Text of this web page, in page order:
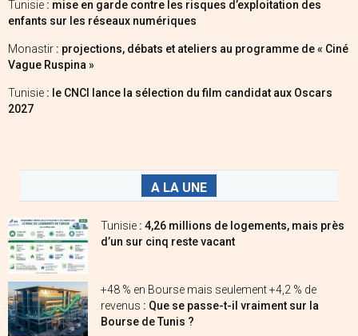
Tunisie : mise en garde contre les risques d’exploitation des
enfants sur les réseaux numériques
Monastir : projections, débats et ateliers au programme de « Ciné
Vague Ruspina »
Tunisie : le CNCI lance la sélection du film candidat aux Oscars
2027
A LA UNE
Tunisie : 4,26 millions de logements, mais près
d’un sur cinq reste vacant
+48 % en Bourse mais seulement +4,2 % de
revenus : Que se passe-t-il vraiment sur la
Bourse de Tunis ?